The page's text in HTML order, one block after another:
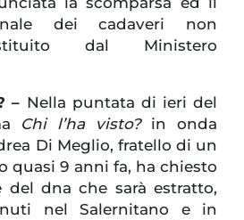
dei cadaveri non
dal Ministero
– Nella puntata di ieri del
Chi l’ha visto?in onda
Di Meglio, fratello di un
quasi 9 anni fa, ha chiesto
del dna che sarà estratto,
nel Salernitano e in